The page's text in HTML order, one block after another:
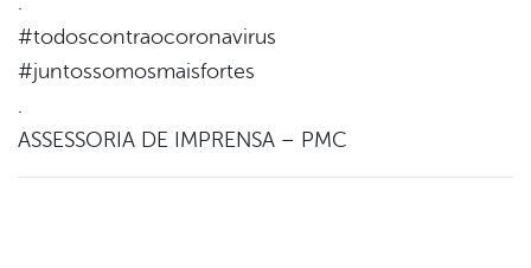
#todoscontraocoronavirus
#juntossomosmaisfortes
ASSESSORIA DE IMPRENSA – PMC